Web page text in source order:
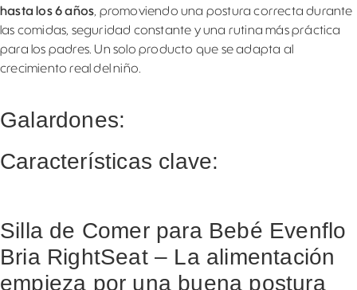
hasta los 6 años, promoviendo una postura correcta durante
las comidas, seguridad constante y una rutina más práctica
para los padres. Un solo producto que se adapta al
crecimiento real del niño.
Galardones:
Características clave:
Silla de Comer para Bebé Evenflo
Bria RightSeat – La alimentación
empieza por una buena postura